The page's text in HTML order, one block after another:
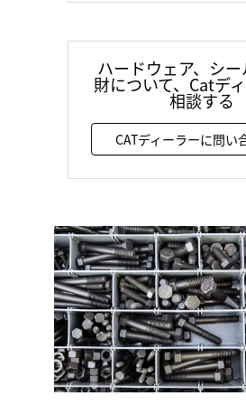
ハードウェア、シ
財について、Catデ
相談する
CATディーラーに問い